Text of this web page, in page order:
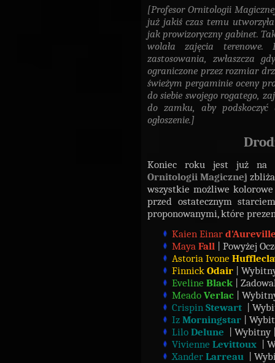
[Profesor Ornitologii
już jakiś czas temu
jak prowizoryczny gabinet.
wolała zajęcia
zastosowania, zwłaszcza
ograniczone przez rozmiar
świeżym pergaminie oceny
do siebie swojego rogatego,
do zamku, aby podskoczyć
ogłoszenie.]
Koniec roku jest już na
Ornitologii Magicznej
wszystkie możliwe
przed ostatecznym
proponowanymi, które
Kaien Einar
Maya Fall | Powyżej
Astoria Ivone
Finnick Odair |
Eveline Black |
Meado Verlac |
Crispin Stewart |
Iz Morningstar |
Lilo Delune | Wybitny
Vivienne Levittoux |
Xander Larreau |